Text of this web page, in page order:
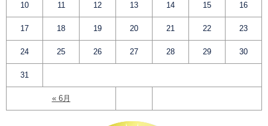
« 6月
10 11 12 13 14 15 16
17 18 19 20 21 22 23
24 25 26 27 28 29 30
31